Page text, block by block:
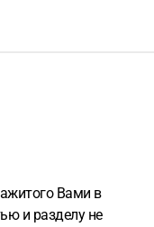
Вами в
и разделу не